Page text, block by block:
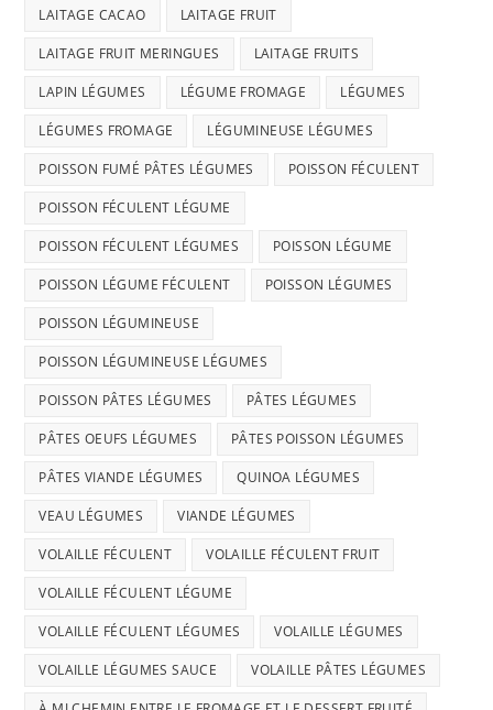
LAITAGE CACAO LAITAGE FRUIT
LAITAGE FRUIT MERINGUES LAITAGE FRUITS
LAPIN LÉGUMES LÉGUME FROMAGE LÉGUMES
LÉGUMES FROMAGE LÉGUMINEUSE LÉGUMES
POISSON FUMÉ PÂTES LÉGUMES POISSON FÉCULENT
POISSON FÉCULENT LÉGUME
POISSON FÉCULENT LÉGUMES POISSON LÉGUME
POISSON LÉGUME FÉCULENT POISSON LÉGUMES
POISSON LÉGUMINEUSE
POISSON LÉGUMINEUSE LÉGUMES
POISSON PÂTES LÉGUMES PÂTES LÉGUMES
PÂTES OEUFS LÉGUMES PÂTES POISSON LÉGUMES
PÂTES VIANDE LÉGUMES QUINOA LÉGUMES
VEAU LÉGUMES VIANDE LÉGUMES
VOLAILLE FÉCULENT VOLAILLE FÉCULENT FRUIT
VOLAILLE FÉCULENT LÉGUME
VOLAILLE FÉCULENT LÉGUMES VOLAILLE LÉGUMES
VOLAILLE LÉGUMES SAUCE VOLAILLE PÂTES LÉGUMES